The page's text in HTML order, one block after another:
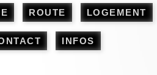
ROUTE LOGEMENT
INFOS